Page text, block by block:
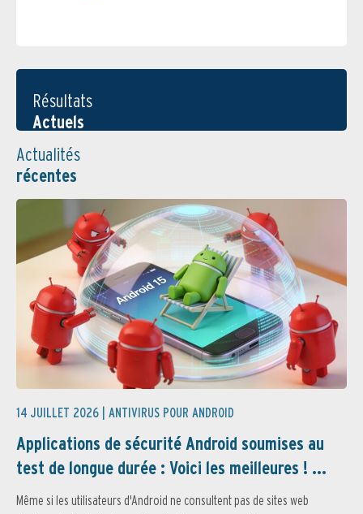
Résultats
Actuels
Actualités
récentes
14 JUILLET 2026 | ANTIVIRUS POUR ANDROID
Applications de sécurité Android soumises au
test de longue durée : Voici les meilleures ! ...
Même si les utilisateurs d'Android ne consultent pas de sites web